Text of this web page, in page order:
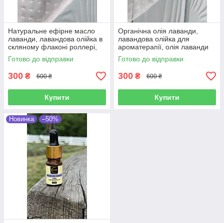
Натуральне ефірне масло
лаванди, лавандова олійка в
скляному флаконі роллері,
олія лаванди лікарської, 6 мл
Готово до відправки
300 ₴ 600 ₴
Купити
Органічна олія лаванди,
лавандова олійка для
ароматерапії, олія лаванди
лікарької в флаконі з кулькою
Готово до відправки
300 ₴ 600 ₴
Купити
Новинка –50%